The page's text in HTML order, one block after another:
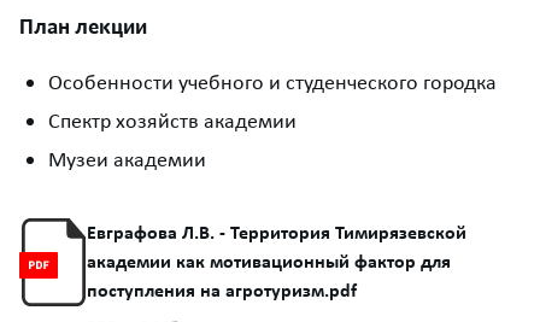
План лекции
Особенности учебного и студенческого городка
Спектр хозяйств академии
Музеи академии
Евграфова Л.В. - Территория Тимирязевской
академии как мотивационный фактор для
поступления на агротуризм.pdf